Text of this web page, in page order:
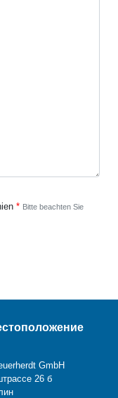
Bitte beachten Sie
GmbH
26 б